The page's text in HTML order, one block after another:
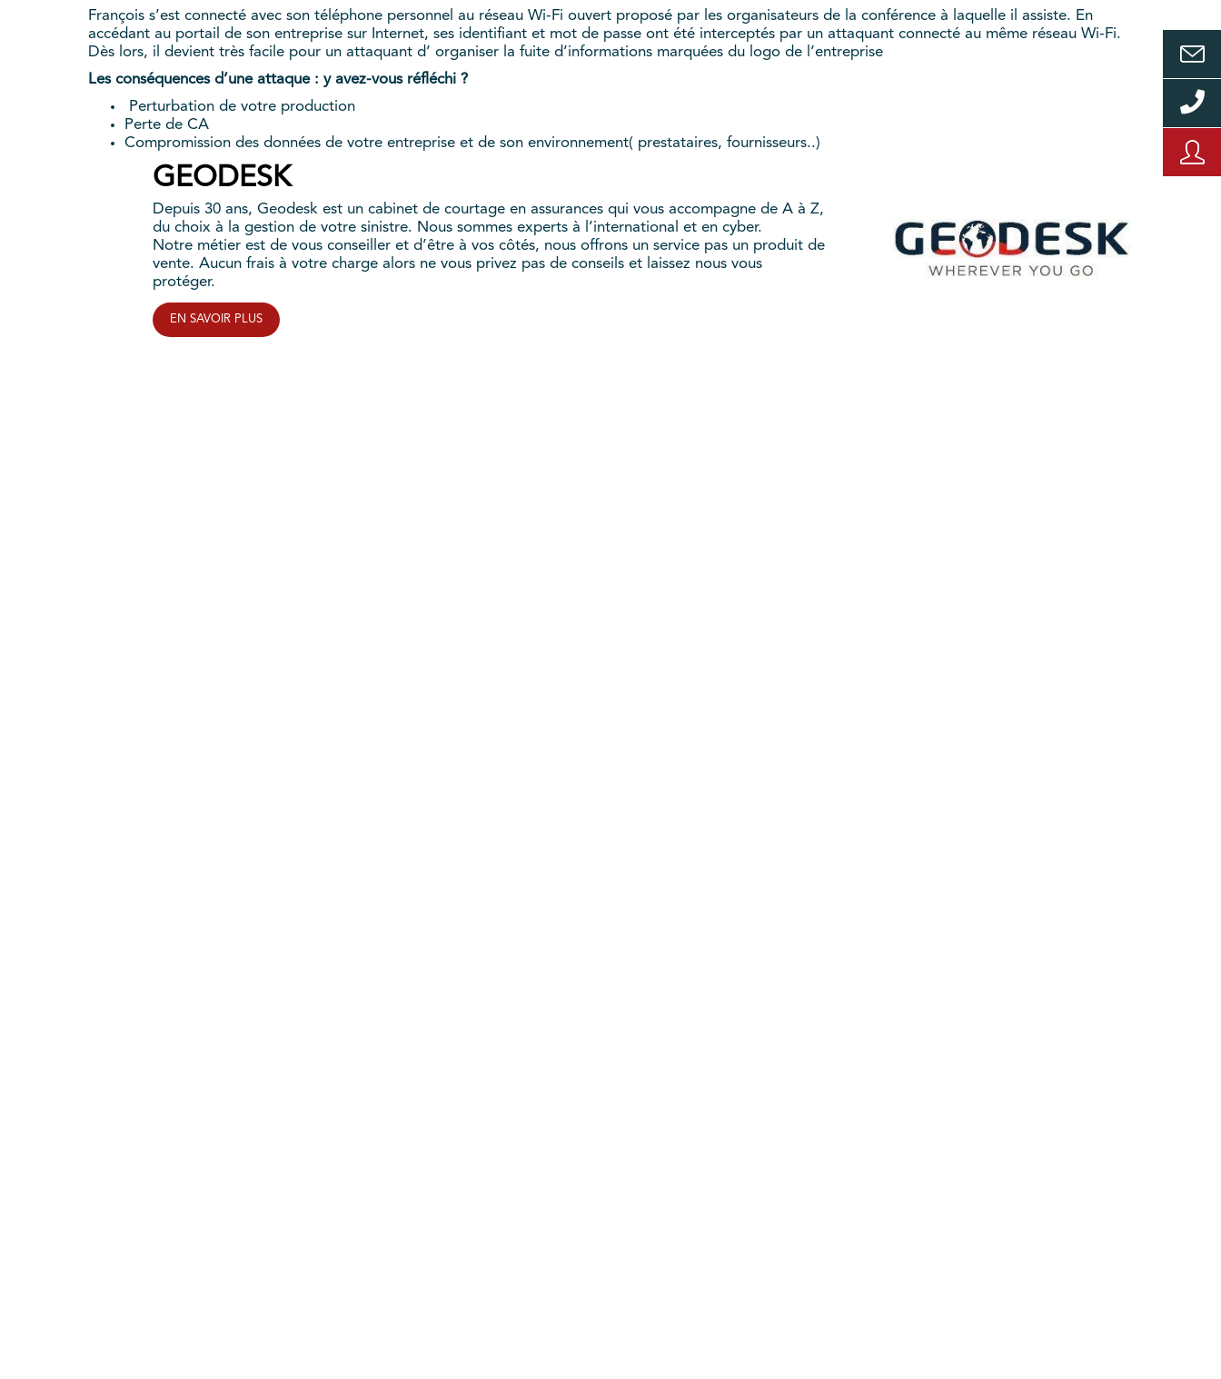
François s’est connecté avec son téléphone personnel au réseau Wi-Fi ouvert proposé par les organisateurs de la conférence à laquelle il assiste. En
accédant au portail de son entreprise sur Internet, ses identifiant et mot de passe ont été interceptés par un attaquant connecté au même réseau Wi-Fi.
Dès lors, il devient très facile pour un attaquant d’ organiser la fuite d’informations marquées du logo de l’entreprise
Les conséquences d’une attaque : y avez-vous réfléchi ?
Perturbation de votre production
Perte de CA
Compromission des données de votre entreprise et de son environnement( prestataires, fournisseurs..)
GEODESK
Depuis 30 ans, Geodesk est un cabinet de courtage en assurances qui vous accompagne de A à Z,
du choix à la gestion de votre sinistre. Nous sommes experts à l’international et en cyber.
Notre métier est de vous conseiller et d’être à vos côtés, nous offrons un service pas un produit de
vente. Aucun frais à votre charge alors ne vous privez pas de conseils et laissez nous vous
protéger.
EN SAVOIR PLUS